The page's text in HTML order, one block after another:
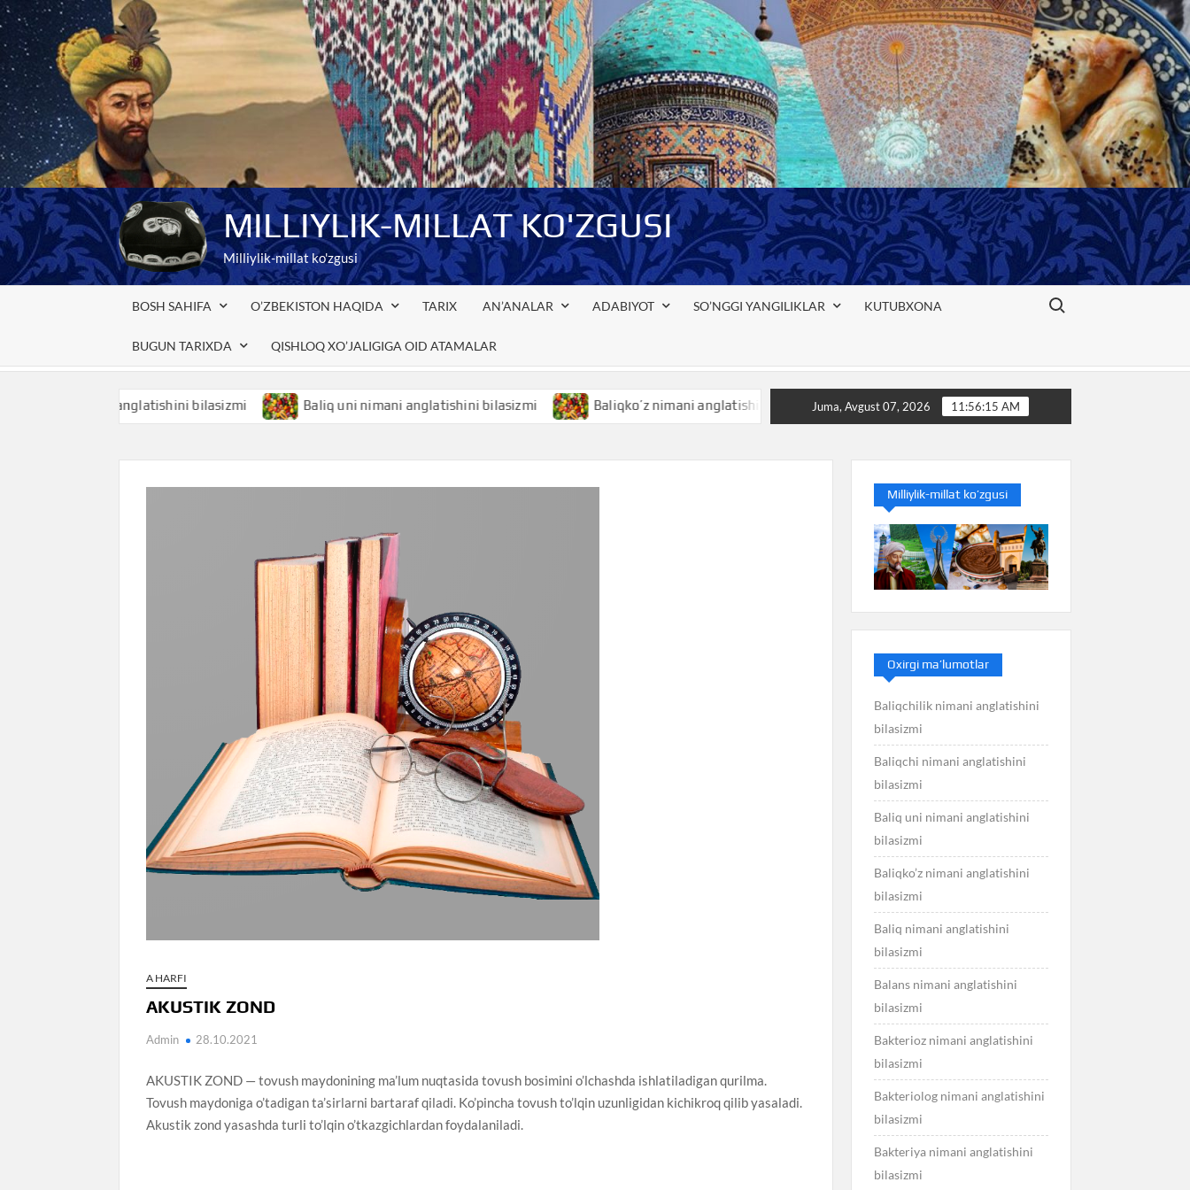
Skip
to
content
MILLIYLIK-MILLAT KO'ZGUSI
Milliylik-millat ko'zgusi
BOSH SAHIFA O’ZBEKISTON HAQIDA TARIX AN’ANALAR ADABIYOT SO’NGGI YANGILIKLAR KUTUBXONA
BUGUN TARIXDA QISHLOQ XO’JALIGIGA OID ATAMALAR
Search for:
nimani anglatishini bilasizmi Baliq uni nimani anglatishini bilasizmi Baliqko’z nimani anglatishini bilasizmi Baliq nimani anglatishini bilasizmi
Juma, Avgust 07, 2026 11:56:16 AM
A HARFI
AKUSTIK ZOND
Admin 28.10.2021
AKUSTIK ZOND — tovush maydonining ma’lum nuqtasida tovush bosimini o’lchashda ishlatiladigan qurilma.
Tovush maydoniga o’tadigan ta’sirlarni bartaraf qiladi. Ko’pincha tovush to’lqin uzunligidan kichikroq qilib yasaladi.
Akustik zond yasashda turli to’lqin o’tkazgichlardan foydalaniladi.
Milliylik-millat ko’zgusi
Oxirgi ma’lumotlar
Baliqchilik nimani anglatishini
bilasizmi
Baliqchi nimani anglatishini
bilasizmi
Baliq uni nimani anglatishini
bilasizmi
Baliqko’z nimani anglatishini
bilasizmi
Baliq nimani anglatishini
bilasizmi
Balans nimani anglatishini
bilasizmi
Bakterioz nimani anglatishini
bilasizmi
Bakteriolog nimani anglatishini
bilasizmi
Bakteriya nimani anglatishini
bilasizmi